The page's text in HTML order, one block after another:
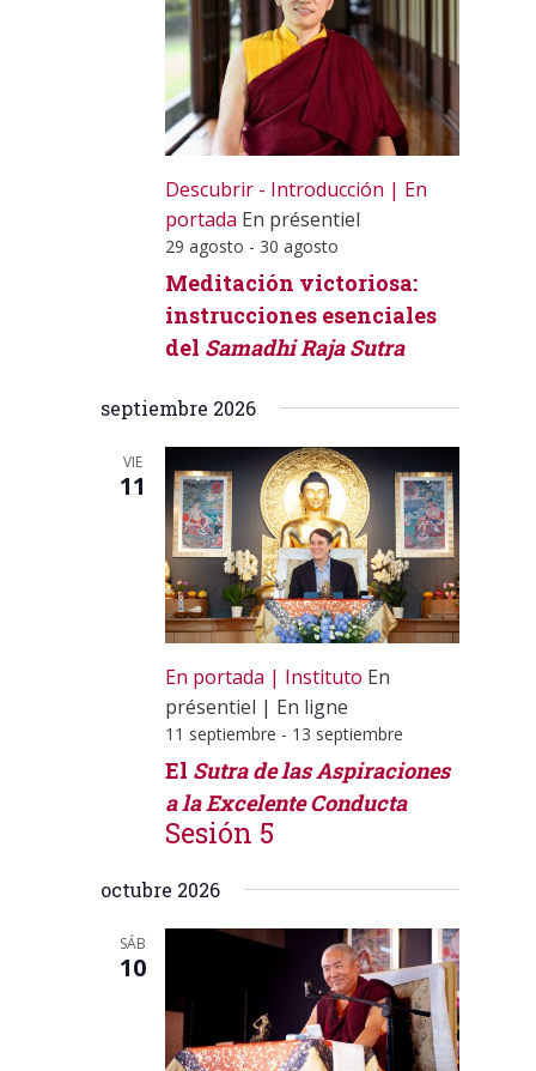
Descubrir - Introducción
En
portada En présentiel
29 agosto - 30 agosto
Meditación victoriosa:
instrucciones esenciales
del Samadhi Raja Sutra
septiembre 2026
VIE
11
En portada Instituto En
présentiel | En ligne
11 septiembre - 13 septiembre
El Sutra de las Aspiraciones
a la Excelente Conducta
Sesión 5
octubre 2026
SÁB
10